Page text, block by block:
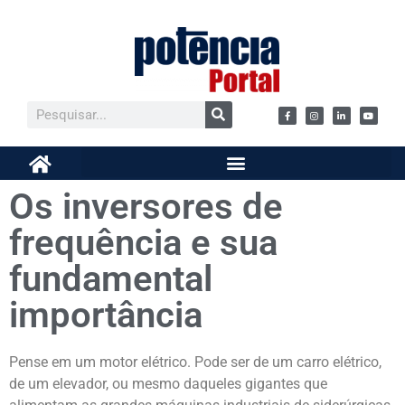
Os inversores de
frequência e sua
fundamental
importância
Pense em um motor elétrico. Pode ser de um carro elétrico,
de um elevador, ou mesmo daqueles gigantes que